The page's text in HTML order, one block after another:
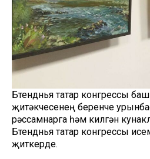
Бөтендөнья татар конгрессы
җитәкчесенең беренче
рәссамнарга һәм килгән
Бөтендөнья татар конгрессы
җиткерде.